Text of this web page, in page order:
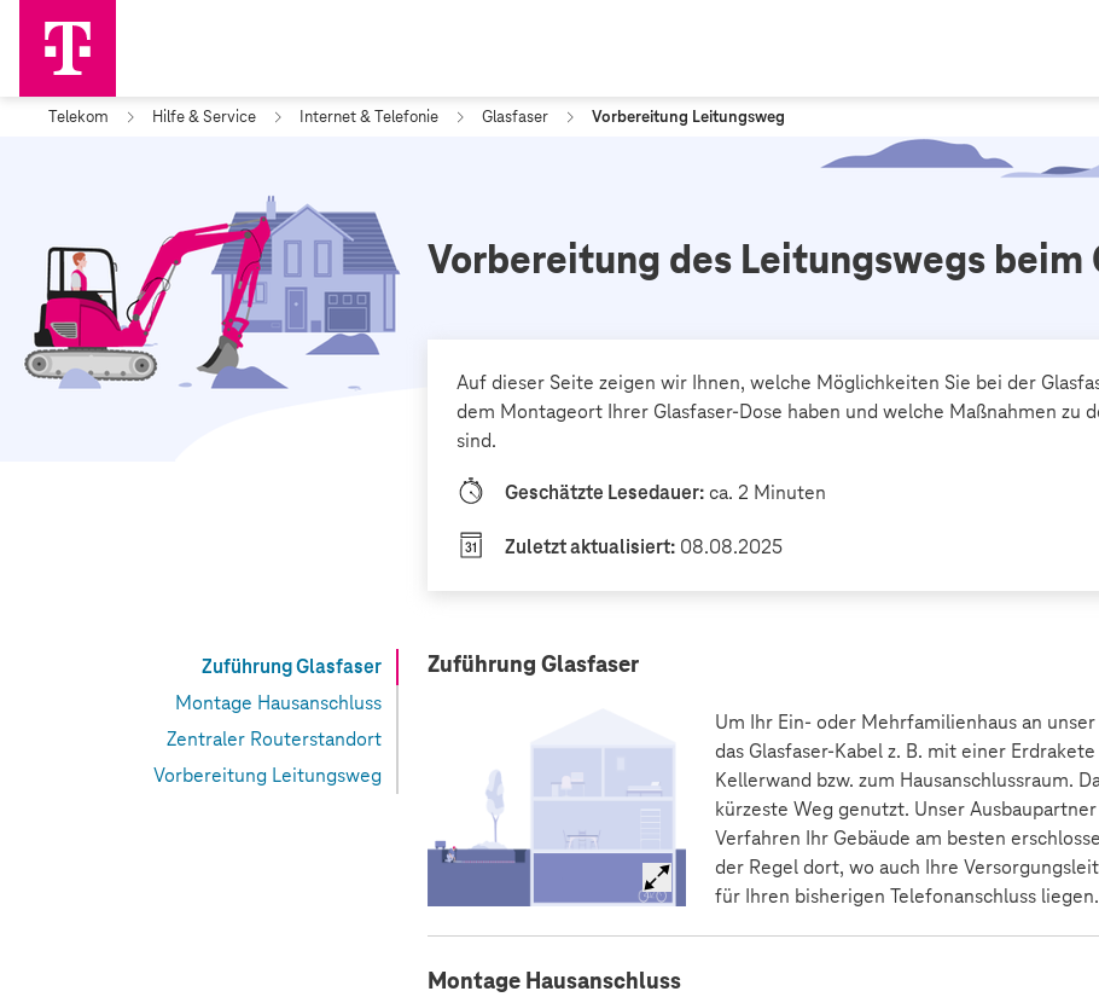
Telekom Hilfe & Service Internet & Telefonie Glasfaser Vorbereitung Leitungsweg
Vorbereitung des Leitungswegs beim
Auf dieser Seite zeigen wir Ihnen, welche Möglichkeiten Sie bei der
dem Montageort Ihrer Glasfaser-Dose haben und welche Maßnahmen zu
sind.
Geschätzte Lesedauer: ca. 2 Minuten
Zuletzt aktualisiert: 08.08.2025
Zuführung Glasfaser
Montage Hausanschluss
Zentraler Routerstandort
Vorbereitung Leitungsweg
Zuführung Glasfaser
Um Ihr Ein- oder Mehrfamilienhaus an
das Glasfaser-Kabel z. B. mit einer
Kellerwand bzw. zum Hausanschlussraum.
kürzeste Weg genutzt. Unser
Verfahren Ihr Gebäude am besten
der Regel dort, wo auch Ihre
für Ihren bisherigen Telefonanschluss liegen.
Montage Hausanschluss